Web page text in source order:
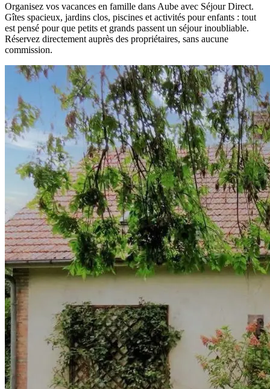
Organisez vos vacances en famille dans Aube avec Séjour Direct.
Gîtes spacieux, jardins clos, piscines et activités pour enfants : tout
est pensé pour que petits et grands passent un séjour inoubliable.
Réservez directement auprès des propriétaires, sans aucune
commission.